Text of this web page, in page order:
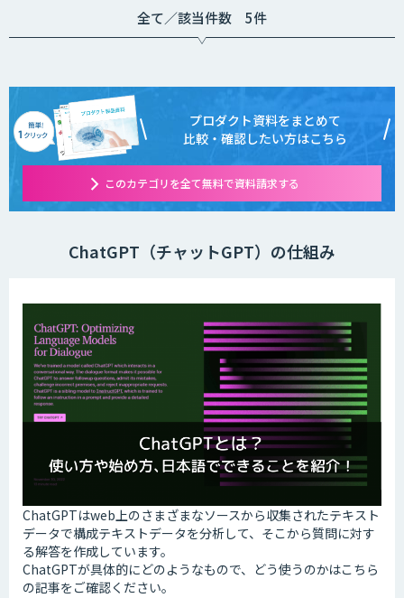
全て／該当件数 5件
プロダクト資料をまとめて
比較・確認したい方はこちら
このカテゴリを全て無料で資料請求する
ChatGPT（チャットGPT）の仕組み
ChatGPTはweb上のさまざまなソースから収集されたテキスト
データで構成テキストデータを分析して、そこから質問に対す
る解答を作成しています。
ChatGPTが具体的にどのようなもので、どう使うのかはこちら
の記事をご確認ください。